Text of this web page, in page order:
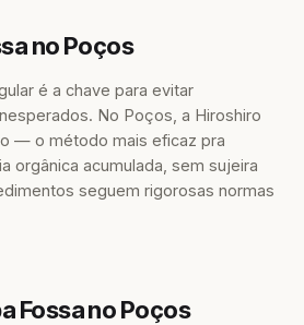
no Poços
é a chave para evitar
No Poços, a Hiroshiro
— o método mais eficaz pra
orgânica acumulada, sem sujeira
seguem rigorosas normas
Fossa no Poços